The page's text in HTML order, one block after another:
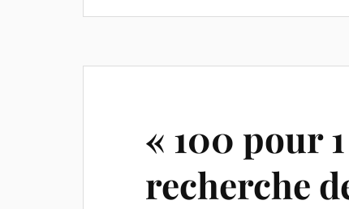
« 100 pour
recherche